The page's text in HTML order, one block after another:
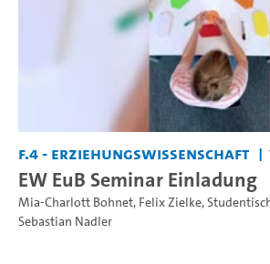
F.4 - Erziehungswissenschaft
EW EuB Seminar Einladung
Mia-Charlott Bohnet, Felix Zielke,
Sebastian Nadler